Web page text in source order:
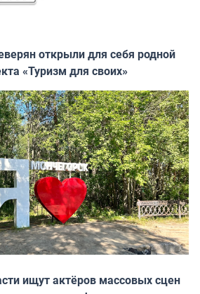
открыли для себя родной
«Туризм для своих»
ищут актёров массовых сцен